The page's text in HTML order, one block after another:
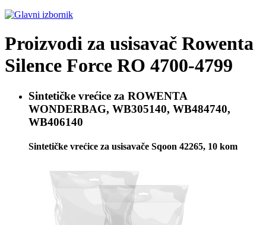
Proizvodi za usisavač Rowenta
Silence Force RO 4700-4799
Sintetičke vrećice za ROWENTA
WONDERBAG, WB305140, WB484740,
WB406140
Sintetičke vrećice za usisavače Sqoon 42265, 10 kom